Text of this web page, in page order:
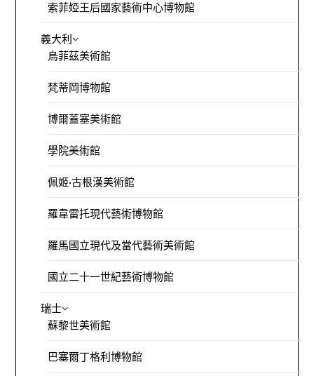
索菲婭王后國家藝術中心博物館
義大利
烏菲茲美術館
梵蒂岡博物館
博爾蓋塞美術館
學院美術館
佩姬·古根漢美術館
羅韋雷托現代藝術博物館
羅馬國立現代及當代藝術美術館
國立二十一世紀藝術博物館
瑞士
蘇黎世美術館
巴塞爾丁格利博物館